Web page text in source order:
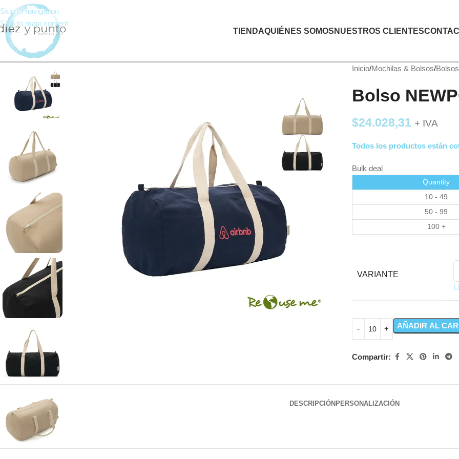
Skip to navigation
Skip to main content
TIENDAQUIÉNES SOMOS NUESTROS CLIENTES
Inicio Mochilas & Bolsos
Bolso
$24.028,31 + IVA
Todos los productos están
Bulk deal
Quantity
10 - 49
50 - 99
100 +
VARIANTE
AÑADIR AL
Compartir:
DESCRIPCIÓN PERSONALIZACIÓN